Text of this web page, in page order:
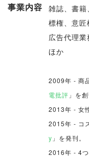
事業内容
雑誌、書
標権、意匠
広告代理業
ほか
2009年 - 商
電批評 」を創
2013年 - 女
2015年 - コ
y 」を発刊。
2016年 - 4つ